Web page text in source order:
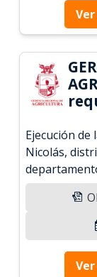
Ejecución de
Nicolás,